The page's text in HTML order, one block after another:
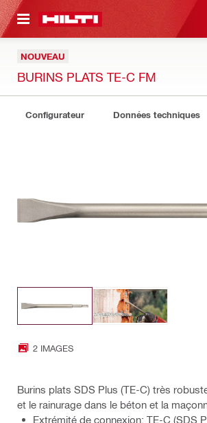
CONTENT
NOUVEAU
BURINS PLATS TE-C FM
Configurateur Données techniques
2 IMAGES
Burins plats SDS Plus (TE-C) très
et le rainurage dans le béton et la
Extrémité de connexion: TE-C (SDS